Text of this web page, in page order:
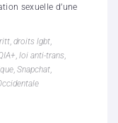
sexuelle d’une
, droits lgbt,
, loi anti-trans,
, Snapchat,